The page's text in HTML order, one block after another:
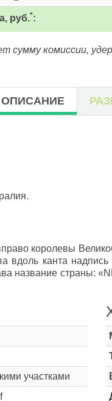
руб.*:
сумму комиссии,
ОПИСАНИЕ
королевы
вдоль канта надпись
название страны:
участками